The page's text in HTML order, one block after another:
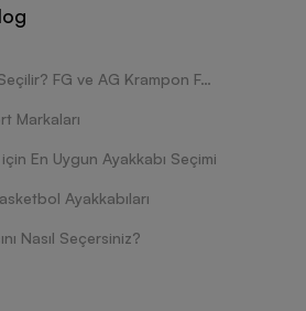
Krampon Nasıl Seçilir? FG ve AG Krampon Farkları Nelerdir?
Markaları
için En Uygun Ayakkabı Seçimi
Ayakkabıları
Nasıl Seçersiniz?